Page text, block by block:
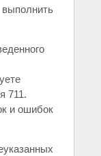
711.
и ошибок